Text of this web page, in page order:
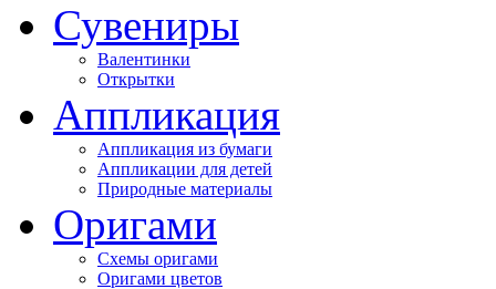
Сувениры
Валентинки
Открытки
Аппликация
Аппликация из бумаги
Аппликации для детей
Природные материалы
Оригами
Схемы оригами
Оригами цветов